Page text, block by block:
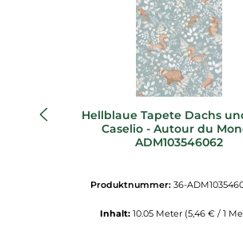
Hellblaue Tapete Dachs
Caselio - Autour du
ADM103546062
Produktnummer: 36-
Inhalt: 10.05 Meter (5,46 € / 1